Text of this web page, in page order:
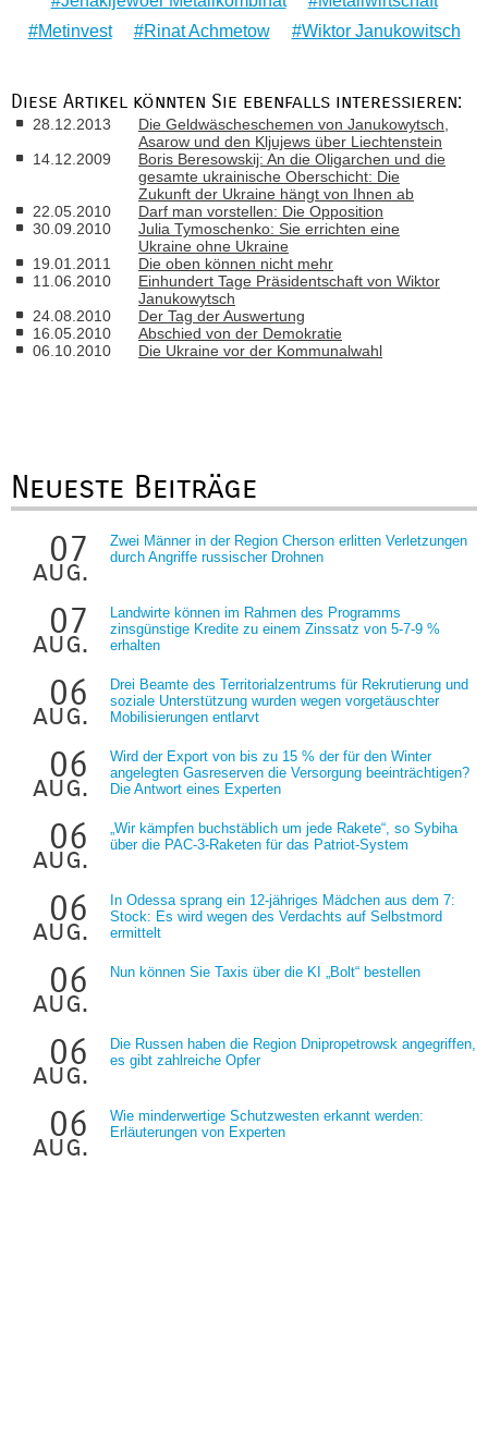
Metinvest
Rinat Achmetow Wiktor Janukowitsch
Diese Artikel könnten Sie ebenfalls interessieren:
28.12.2013
Die Geldwäscheschemen von Janukowytsch,
Asarow und den Kljujews über Liechtenstein
14.12.2009
Boris Beresowskij: An die Oligarchen und die
gesamte ukrainische Oberschicht: Die
Zukunft der Ukraine hängt von Ihnen ab
22.05.2010
Darf man vorstellen: Die Opposition
30.09.2010
Julia Tymoschenko: Sie errichten eine
Ukraine ohne Ukraine
19.01.2011
Die oben können nicht mehr
11.06.2010
Einhundert Tage Präsidentschaft von Wiktor
Janukowytsch
24.08.2010
Der Tag der Auswertung
16.05.2010
Abschied von der Demokratie
06.10.2010
Die Ukraine vor der Kommunalwahl
Neueste Beiträge
07
aug.
Zwei Männer in der Region Cherson erlitten Verletzungen
durch Angriffe russischer Drohnen
07
aug.
Landwirte können im Rahmen des Programms
zinsgünstige Kredite zu einem Zinssatz von 5-7-9 %
erhalten
06
aug.
Drei Beamte des Territorialzentrums für Rekrutierung und
soziale Unterstützung wurden wegen vorgetäuschter
Mobilisierungen entlarvt
06
aug.
Wird der Export von bis zu 15 % der für den Winter
angelegten Gasreserven die Versorgung beeinträchtigen?
Die Antwort eines Experten
06
aug.
„Wir kämpfen buchstäblich um jede Rakete“, so Sybiha
über die PAC-3-Raketen für das Patriot-System
06
aug.
In Odessa sprang ein 12-jähriges Mädchen aus dem 7:
Stock: Es wird wegen des Verdachts auf Selbstmord
ermittelt
06
aug.
Nun können Sie Taxis über die KI „Bolt“ bestellen
06
aug.
Die Russen haben die Region Dnipropetrowsk angegriffen,
es gibt zahlreiche Opfer
06
aug.
Wie minderwertige Schutzwesten erkannt werden:
Erläuterungen von Experten